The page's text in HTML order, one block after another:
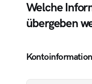
Welche
übergeben